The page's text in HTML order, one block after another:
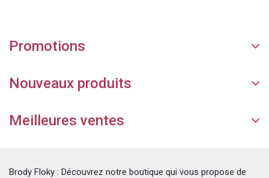
Promotions
Nouveaux produits
Meilleures ventes
Brody Floky : Découvrez notre boutique qui vous propose de